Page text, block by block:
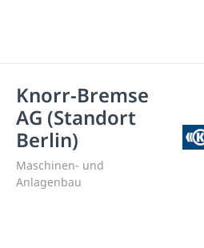
Knorr-Bremse
AG (Standort
Berlin)
Maschinen- und
Anlagenbau